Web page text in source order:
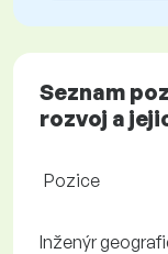
Seznam
rozvoj a
Pozice
Inženýr